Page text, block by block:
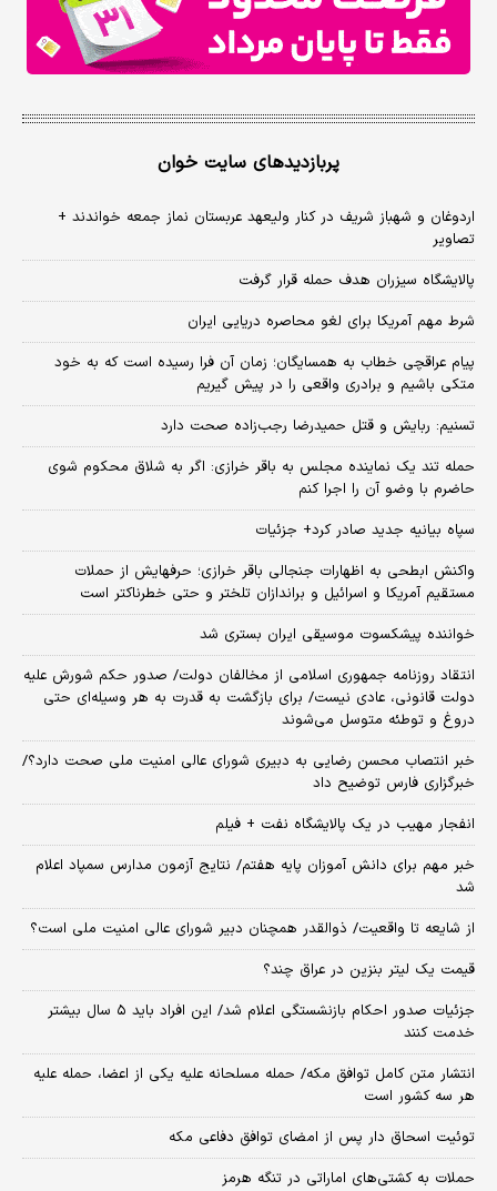
پربازدیدهای سایت خوان
اردوغان و شهباز شریف در کنار ولیعهد عربستان نماز جمعه خواندند +
تصاویر
پالایشگاه سیزران هدف حمله قرار گرفت
شرط مهم آمریکا برای لغو محاصره دریایی ایران
پیام عراقچی خطاب به همسایگان؛ زمان آن فرا رسیده است که به خود
متکی باشیم و برادری واقعی را در پیش گیریم
تسنیم: ربایش و قتل حمیدرضا رجب‌زاده صحت دارد
حمله تند یک نماینده مجلس به باقر خرازی: اگر به شلاق محکوم شوی
حاضرم با وضو آن را اجرا کنم
سپاه بیانیه جدید صادر کرد+ جزئیات
واکنش ابطحی به اظهارات جنجالی باقر خرازی؛ حرفهایش از حملات
مستقیم آمریکا و اسرائیل و براندازان تلختر و حتی خطرناکتر است
خواننده پیشکسوت موسیقی ایران بستری شد
انتقاد روزنامه جمهوری اسلامی از مخالفان دولت/ صدور حکم شورش علیه
دولت قانونی، عادی نیست/ برای بازگشت به قدرت به هر وسیله‌ای حتی
دروغ و توطئه متوسل می‌شوند
خبر انتصاب محسن رضایی به دبیری شورای عالی امنیت ملی صحت دارد؟/
خبرگزاری فارس توضیح داد
انفجار مهیب در یک پالایشگاه نفت + فیلم
خبر مهم برای دانش آموزان پایه هفتم/ نتایج آزمون مدارس سمپاد اعلام
شد
از شایعه تا واقعیت/ ذوالقدر همچنان دبیر شورای ‌عالی امنیت ملی است؟
قیمت یک لیتر بنزین در عراق چند؟
جزئیات صدور احکام بازنشستگی اعلام شد/ این افراد باید ۵ سال بیشتر
خدمت کنند
انتشار متن کامل توافق مکه/ حمله مسلحانه علیه یکی از اعضا، حمله علیه
هر سه کشور است
توئیت اسحاق دار پس از امضای توافق دفاعی مکه
حملات به کشتی‌های اماراتی در تنگه هرمز